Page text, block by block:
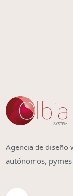
Agencia de diseño
autónomos,